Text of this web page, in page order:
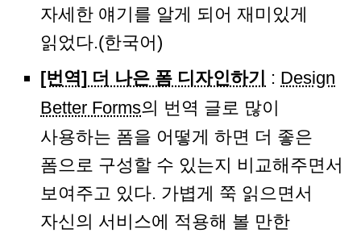
자세한 얘기를 알게 되어 재미있게
읽었다.(한국어)
[번역] 더 나은 폼 디자인하기
: Design
Better Forms의 번역 글로 많이
사용하는 폼을 어떻게 하면 더 좋은
폼으로 구성할 수 있는지 비교해주면서
보여주고 있다. 가볍게 쭉 읽으면서
자신의 서비스에 적용해 볼 만한